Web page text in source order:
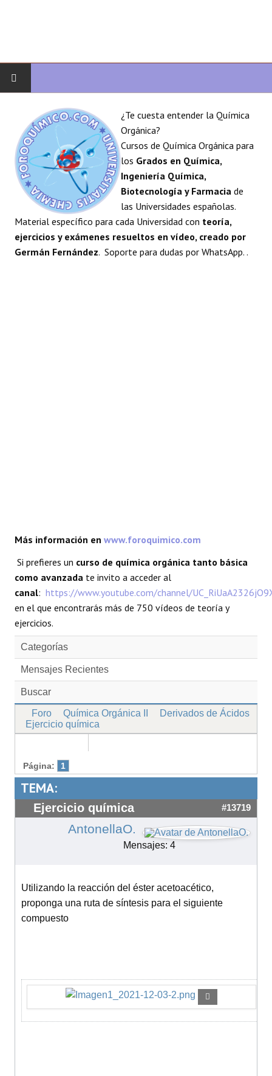
QUÍMICA ORGÁNICA
ORGÁNICA AVANZADA
HETEROCICLOS
SÍNTESIS
ESPECTROSCOPÍA
¿Te cuesta entender la Química
Orgánica?
Cursos de Química Orgánica para
los Grados en Química,
Ingeniería Química,
Biotecnología y Farmacia de
las Universidades españolas.
Material específico para cada Universidad con teoría,
ejercicios y exámenes resueltos en vídeo, creado por
Germán Fernández. Soporte para dudas por WhatsApp. .
Más información en www.foroquimico.com
Si prefieres un curso de química orgánica tanto básica
como avanzada te invito a acceder al
canal: https://www.youtube.com/channel/
en el que encontrarás más de 750 vídeos de teoría y
ejercicios.
Categorías
Mensajes Recientes
Buscar
Foro Química Orgánica II
Derivados de Ácidos
Ejercicio química
Página: 1
TEMA:
Ejercicio química #13719
AntonellaO.
Mensajes: 4
Utilizando la reacción del éster acetoacético,
proponga una ruta de síntesis para el siguiente
compuesto